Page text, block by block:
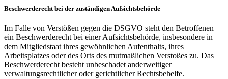
Beschwerderecht bei der zuständigen Aufsichtsbehörde
Im Falle von Verstößen gegen die DSGVO steht den Betroffenen
ein Beschwerderecht bei einer Aufsichtsbehörde, insbesondere in
dem Mitgliedstaat ihres gewöhnlichen Aufenthalts, ihres
Arbeitsplatzes oder des Orts des mutmaßlichen Verstoßes zu. Das
Beschwerderecht besteht unbeschadet anderweitiger
verwaltungsrechtlicher oder gerichtlicher Rechtsbehelfe.